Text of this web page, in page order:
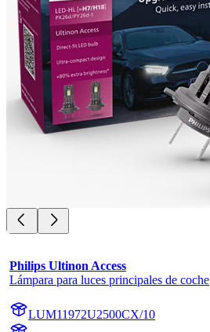
Philips Ultinon Access
Lámpara para luces principales de coche
LUM11972U2500CX/10